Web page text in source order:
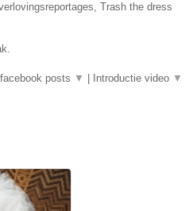
Trash the dress
posts ▼ Introductie video ▼